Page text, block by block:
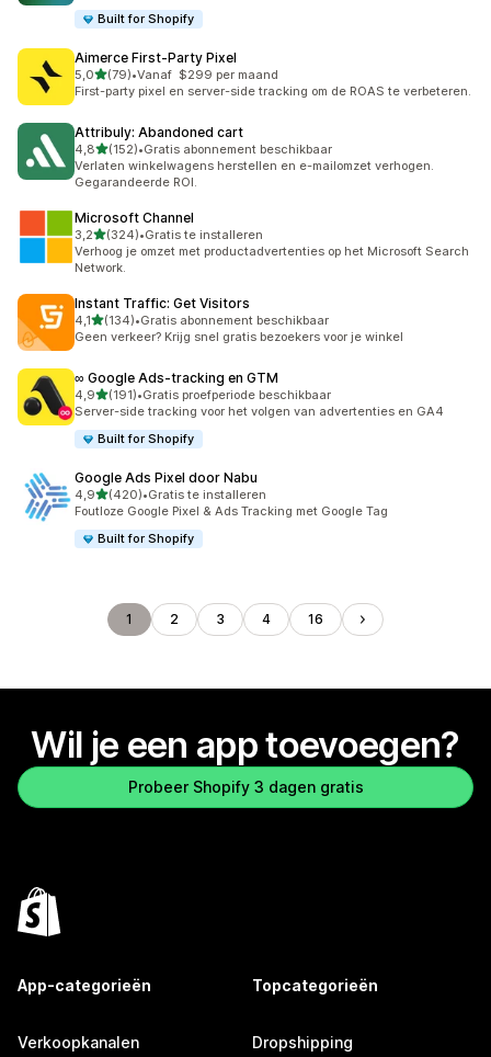
Built for Shopify
Aimerce First‑Party Pixel
5,0van 5 sterren
(79)
79 recensies in totaal
•Vanaf $299 per maand
First-party pixel en server-side tracking om de ROAS te verbeteren.
Attribuly: Abandoned cart
4,8van 5 sterren
(152)
152 recensies in totaal
•Gratis abonnement beschikbaar
Verlaten winkelwagens herstellen en e-mailomzet verhogen.
Gegarandeerde ROI.
Microsoft Channel
3,2van 5 sterren
(324)
324 recensies in totaal
•Gratis te installeren
Verhoog je omzet met productadvertenties op het Microsoft Search
Network.
Instant Traffic: Get Visitors
4,1van 5 sterren
(134)
134 recensies in totaal
•Gratis abonnement beschikbaar
Geen verkeer? Krijg snel gratis bezoekers voor je winkel
∞ Google Ads‑tracking en GTM
4,9van 5 sterren
(191)
191 recensies in totaal
•Gratis proefperiode beschikbaar
Server-side tracking voor het volgen van advertenties en GA4
Built for Shopify
Google Ads Pixel door Nabu
4,9van 5 sterren
(420)
420 recensies in totaal
•Gratis te installeren
Foutloze Google Pixel & Ads Tracking met Google Tag
Built for Shopify
1 2 3 4 16
Wil je een app toevoegen?
Probeer Shopify 3 dagen gratis
App-categorieën
Verkoopkanalen
Topcategorieën
Dropshipping